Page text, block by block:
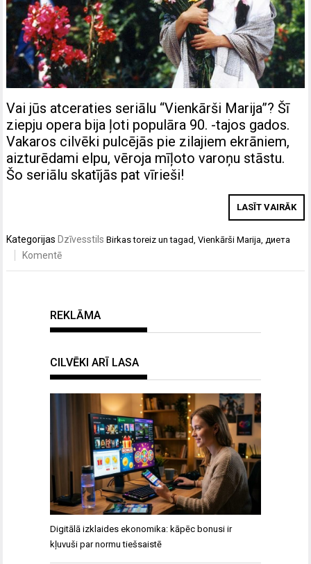
Vai jūs atceraties seriālu “Vienkārši Marija”? Šī
ziepju opera bija ļoti populāra 90. -tajos gados.
Vakaros cilvēki pulcējās pie zilajiem ekrāniem,
aizturēdami elpu, vēroja mīļoto varoņu stāstu.
Šo seriālu skatījās pat vīrieši!
LASĪT VAIRĀK
Kategorijas Dzīvesstils Birkastoreiz un tagad,Vienkārši Marija,диета
Komentē
REKLĀMA
CILVĒKI ARĪ LASA
Digitālā izklaides ekonomika: kāpēc bonusi ir
kļuvuši par normu tiešsaistē